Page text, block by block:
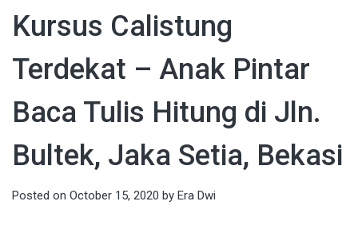
Kursus Calistung
Terdekat – Anak Pintar
Baca Tulis Hitung di Jln.
Bultek, Jaka Setia, Bekasi
Posted on October 15, 2020 by Era Dwi